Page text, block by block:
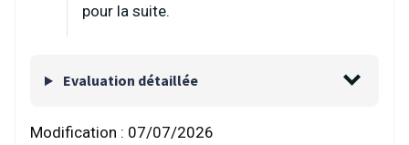
pour la suite.
Evaluation détaillée
Modification : 07/07/2026